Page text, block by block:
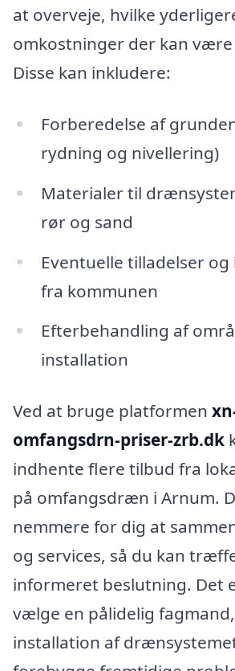
at overveje, hvilke
omkostninger der kan
Disse kan inkludere:
Forberedelse af
rydning og nivellering)
Materialer til
rør og sand
Eventuelle tilladelser
fra kommunen
Efterbehandling af
installation
Ved at bruge platformen
omfangsdrn-priser-zrb.dk
indhente flere tilbud fra
på omfangsdræn i Arnum.
nemmere for dig at
og services, så du kan
informeret beslutning. Det
vælge en pålidelig
installation af